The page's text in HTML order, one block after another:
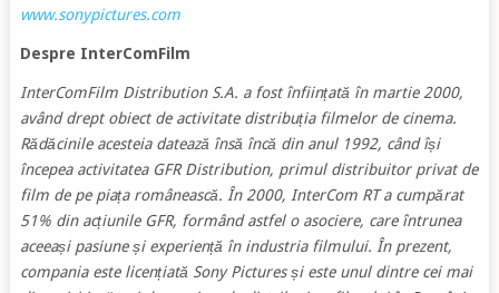
www.sonypictures.com
Despre InterComFilm
InterComFilm Distribution S.A. a fost înființată în martie 2000,
având drept obiect de activitate distribuția filmelor de cinema.
Rădăcinile acesteia datează însă încă din anul 1992, când își
începea activitatea GFR Distribution, primul distribuitor privat de
film de pe piața românească. În 2000, InterCom RT a cumpărat
51% din acțiunile GFR, formând astfel o asociere, care întrunea
aceeași pasiune și experiență în industria filmului. În prezent,
compania este licențiată Sony Pictures și este unul dintre cei mai